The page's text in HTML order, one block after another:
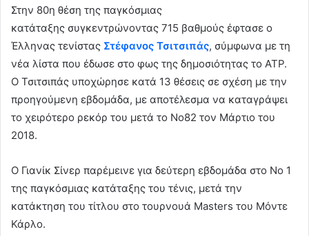
Στην 80η θέση της παγκόσμιας
κατάταξης συγκεντρώνοντας 715 βαθμούς έφτασε ο
Έλληνας τενίστας Στέφανος Τσιτσιπάς, σύμφωνα με τη
νέα λίστα που έδωσε στο φως της δημοσιότητας το ATP.
Ο Τσιτσιπάς υποχώρησε κατά 13 θέσεις σε σχέση με την
προηγούμενη εβδομάδα, με αποτέλεσμα να καταγράψει
το χειρότερο ρεκόρ του μετά το Νο82 τον Μάρτιο του
2018.
Ο Γιανίκ Σίνερ παρέμεινε για δεύτερη εβδομάδα στο Νο 1
της παγκόσμιας κατάταξης του τένις, μετά την
κατάκτηση του τίτλου στο τουρνουά Masters του Μόντε
Κάρλο.